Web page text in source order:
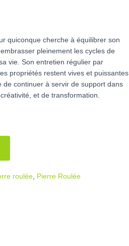
quiconque cherche à équilibrer son
pleinement les cycles de
vie. Son entretien régulier par
propriétés restent vives et puissantes,
continuer à servir de support dans
et de transformation.
roulée Pierre Roulée